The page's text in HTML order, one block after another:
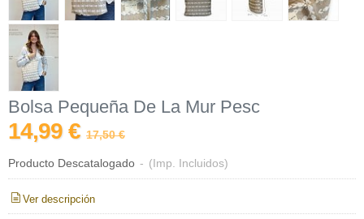
Bolsa Pequeña De La Mur Pesc
14,99 € 17,50 €
Producto Descatalogado - (Imp. Incluidos)
Ver descripción